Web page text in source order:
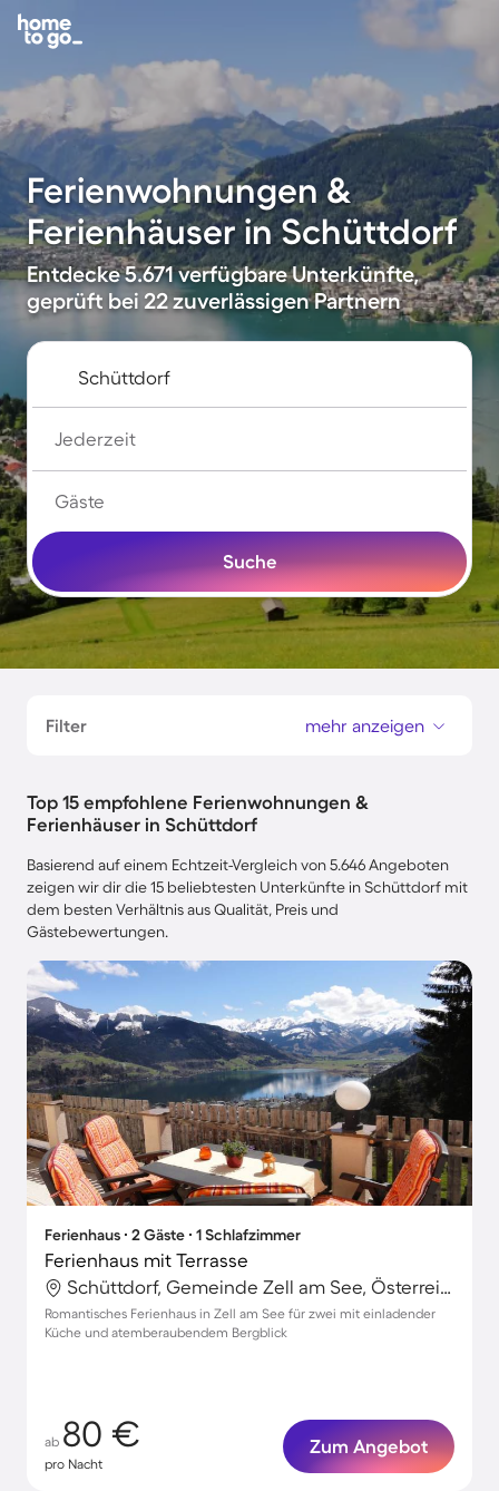
Ferienwohnungen &
Ferienhäuser in Schüttdorf
Entdecke 5.671 verfügbare Unterkünfte,
geprüft bei 22 zuverlässigen Partnern
Jederzeit
Gäste
Suche
Filter mehr anzeigen
Top 15 empfohlene Ferienwohnungen &
Ferienhäuser in Schüttdorf
Basierend auf einem Echtzeit-Vergleich von 5.646 Angeboten
zeigen wir dir die 15 beliebtesten Unterkünfte in Schüttdorf mit
dem besten Verhältnis aus Qualität, Preis und
Gästebewertungen.
Ferienhaus ∙ 2 Gäste ∙ 1 Schlafzimmer
Ferienhaus mit Terrasse
Schüttdorf, Gemeinde Zell am See, Österreich
Romantisches Ferienhaus in Zell am See für zwei mit einladender
Küche und atemberaubendem Bergblick
ab 80 €
pro Nacht
Zum Angebot